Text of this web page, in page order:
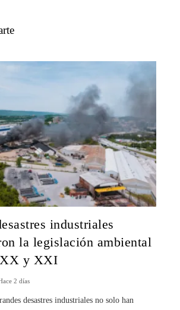
industriales
la legislación ambiental
y XXI
2 días
desastres industriales no solo han